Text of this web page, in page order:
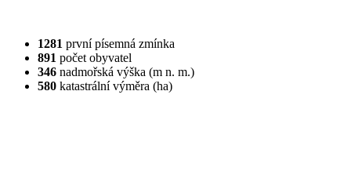
1281 první písemná zmínka
891 počet obyvatel
346 nadmořská výška (m n. m.)
580 katastrální výměra (ha)